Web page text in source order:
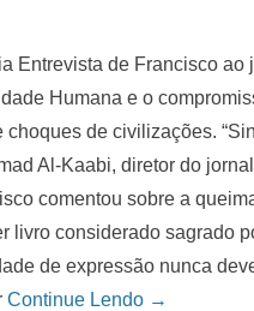
Entrevista de Francisco ao
Humana e o
de civilizações.
Al-Kaabi, diretor do
comentou sobre a
livro considerado sagrado
de expressão nunca
Continue Lendo →